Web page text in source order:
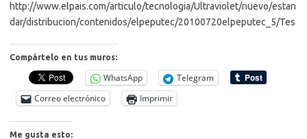
http://www.elpais.com/articulo/tecnologia/Ultraviolet/nuevo/estan
dar/distribucion/contenidos/elpeputec/20100720elpeputec_5/Tes
Compártelo en tus muros:
WhatsApp
Telegram
Correo electrónico
Imprimir
Me gusta esto: